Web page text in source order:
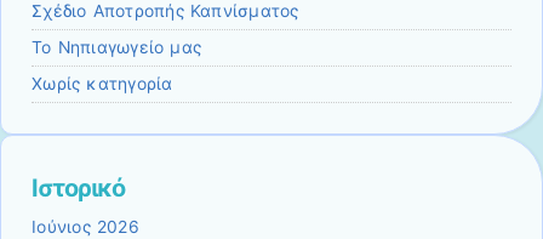
Σχέδιο Αποτροπής Καπνίσματος
Το Νηπιαγωγείο μας
Χωρίς κατηγορία
Ιστορικό
Ιούνιος 2026